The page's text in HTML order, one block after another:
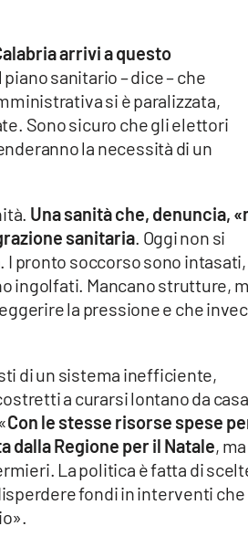
arrivi a questo
piano sanitario – dice – che
si è paralizzata,
Sono sicuro che gli elettori
la necessità di un
Una sanità che, denuncia,
sanitaria. Oggi non si
I pronto soccorso sono
ingolfati. Mancano strutture,
la pressione e che
di un sistema inefficiente,
a curarsi lontano da
Con le stesse risorse spese
dalla Regione per il Natale,
La politica è fatta di
fondi in interventi che